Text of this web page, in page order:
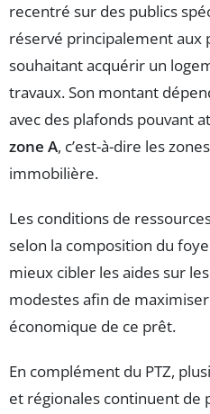
recentré sur des publics
réservé principalement aux
souhaitant acquérir un
travaux. Son montant
avec des plafonds pouvant
zone A, c’est-à-dire les
immobilière.
Les conditions de
selon la composition du
mieux cibler les aides sur
modestes afin de maximiser
économique de ce prêt.
En complément du PTZ,
et régionales continuent de